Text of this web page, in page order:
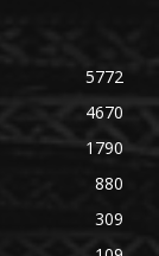
5772
4670
1790
880
309